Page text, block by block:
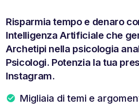
Risparmia tempo e denaro
Intelligenza Artificiale che
Archetipi nella psicologia
Psicologi. Potenzia la tua
Instagram.
Migliaia di temi e